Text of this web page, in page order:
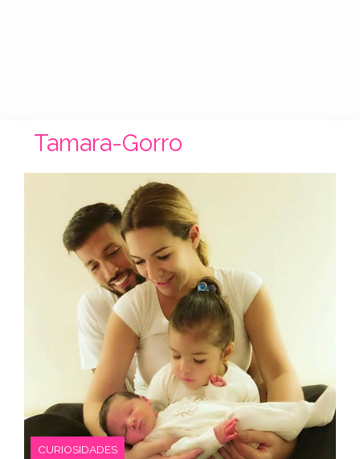
Tamara-Gorro
CURIOSIDADES